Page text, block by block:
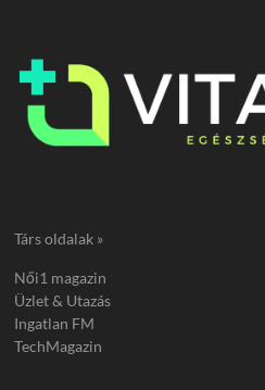
Társ oldalak »
Női1 magazin
Üzlet & Utazás
Ingatlan FM
TechMagazin